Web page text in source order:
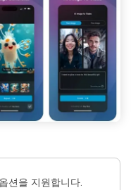
션을 지원합니다.